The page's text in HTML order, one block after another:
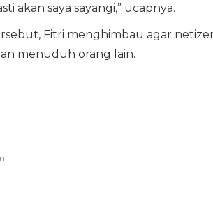
akan saya sayangi,” ucapnya.
Fitri menghimbau agar
menuduh orang lain.